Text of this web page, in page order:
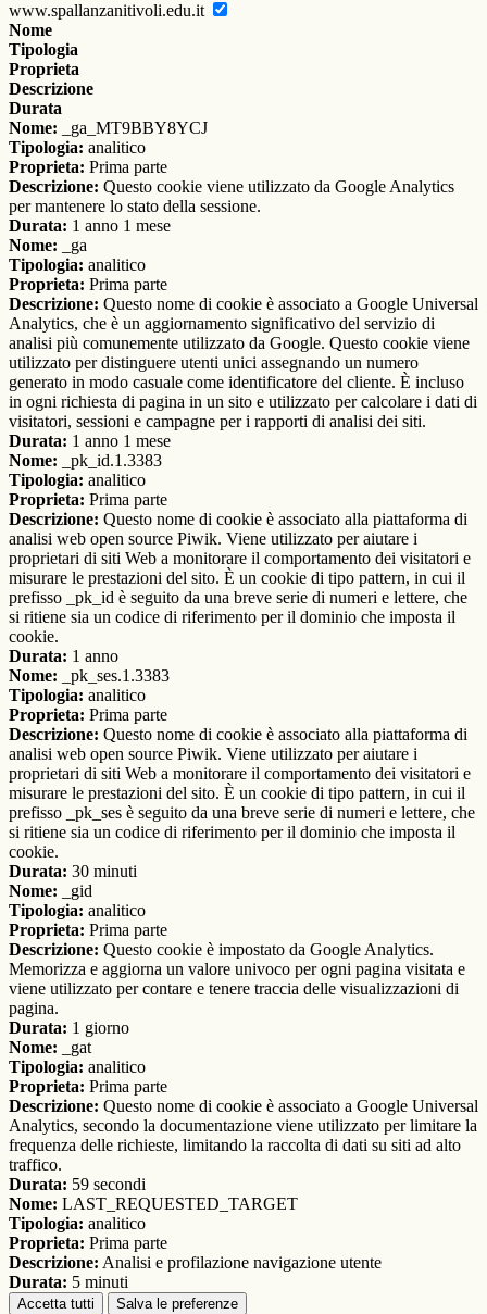
www.spallanzanitivoli.edu.it
Nome
Tipologia
Proprieta
Descrizione
Durata
Nome: _ga_MT9BBY8YCJ
Tipologia: analitico
Proprieta: Prima parte
Descrizione: Questo cookie viene utilizzato da Google Analytics
per mantenere lo stato della sessione.
Durata: 1 anno 1 mese
Nome: _ga
Tipologia: analitico
Proprieta: Prima parte
Descrizione: Questo nome di cookie è associato a Google Universal
Analytics, che è un aggiornamento significativo del servizio di
analisi più comunemente utilizzato da Google. Questo cookie viene
utilizzato per distinguere utenti unici assegnando un numero
generato in modo casuale come identificatore del cliente. È incluso
in ogni richiesta di pagina in un sito e utilizzato per calcolare i dati di
visitatori, sessioni e campagne per i rapporti di analisi dei siti.
Durata: 1 anno 1 mese
Nome: _pk_id.1.3383
Tipologia: analitico
Proprieta: Prima parte
Descrizione: Questo nome di cookie è associato alla piattaforma di
analisi web open source Piwik. Viene utilizzato per aiutare i
proprietari di siti Web a monitorare il comportamento dei visitatori e
misurare le prestazioni del sito. È un cookie di tipo pattern, in cui il
prefisso _pk_id è seguito da una breve serie di numeri e lettere, che
si ritiene sia un codice di riferimento per il dominio che imposta il
cookie.
Durata: 1 anno
Nome: _pk_ses.1.3383
Tipologia: analitico
Proprieta: Prima parte
Descrizione: Questo nome di cookie è associato alla piattaforma di
analisi web open source Piwik. Viene utilizzato per aiutare i
proprietari di siti Web a monitorare il comportamento dei visitatori e
misurare le prestazioni del sito. È un cookie di tipo pattern, in cui il
prefisso _pk_ses è seguito da una breve serie di numeri e lettere, che
si ritiene sia un codice di riferimento per il dominio che imposta il
cookie.
Durata: 30 minuti
Nome: _gid
Tipologia: analitico
Proprieta: Prima parte
Descrizione: Questo cookie è impostato da Google Analytics.
Memorizza e aggiorna un valore univoco per ogni pagina visitata e
viene utilizzato per contare e tenere traccia delle visualizzazioni di
pagina.
Durata: 1 giorno
Nome: _gat
Tipologia: analitico
Proprieta: Prima parte
Descrizione: Questo nome di cookie è associato a Google Universal
Analytics, secondo la documentazione viene utilizzato per limitare la
frequenza delle richieste, limitando la raccolta di dati su siti ad alto
traffico.
Durata: 59 secondi
Nome: LAST_REQUESTED_TARGET
Tipologia: analitico
Proprieta: Prima parte
Descrizione: Analisi e profilazione navigazione utente
Durata: 5 minuti
Accetta tutti Salva le preferenze